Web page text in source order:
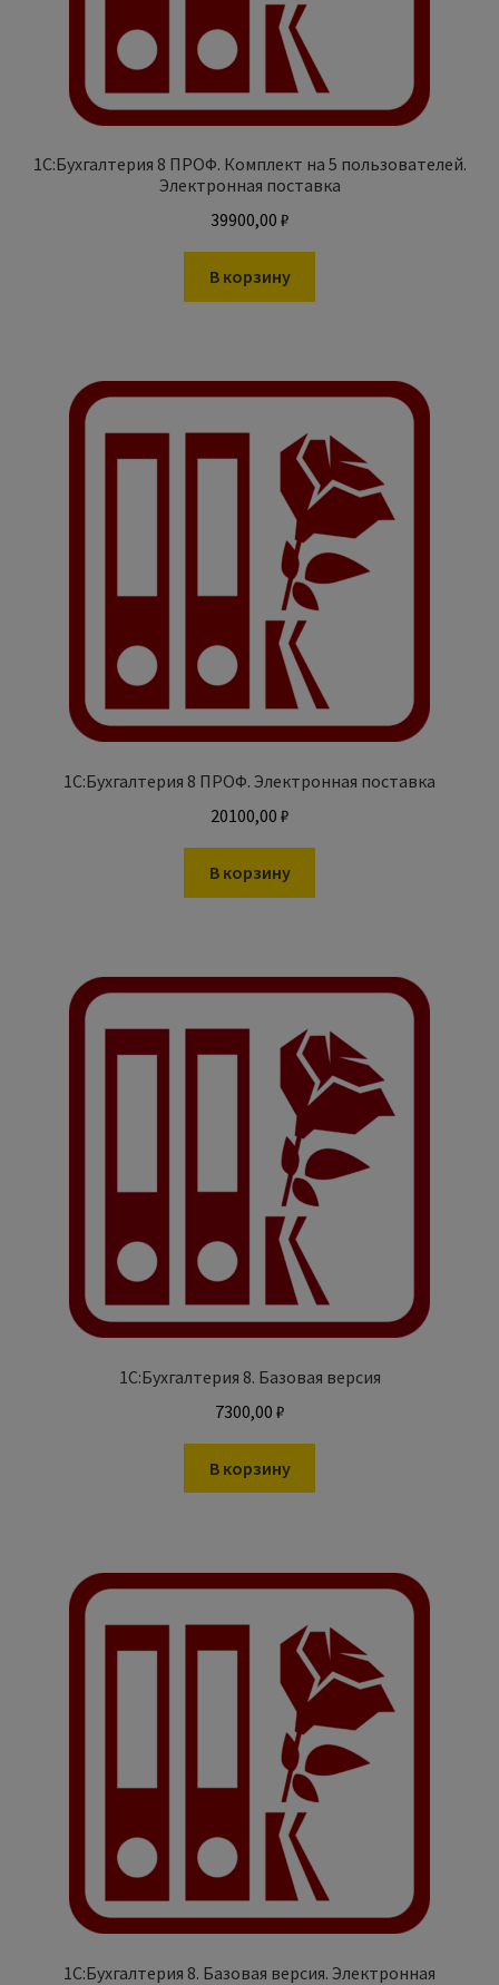
1С:Бухгалтерия 8 ПРОФ. Комплект на 5 пользователей.
Электронная поставка
39900,00 ₽
В корзину
1С:Бухгалтерия 8 ПРОФ. Электронная поставка
20100,00 ₽
В корзину
1С:Бухгалтерия 8. Базовая версия
7300,00 ₽
В корзину
1С:Бухгалтерия 8. Базовая версия. Электронная